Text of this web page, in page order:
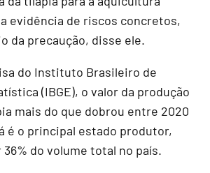
evidência de riscos concretos,
da precaução, disse ele.
do Instituto Brasileiro de
(IBGE), o valor da produção
mais do que dobrou entre 2020
é o principal estado produtor,
do volume total no país.